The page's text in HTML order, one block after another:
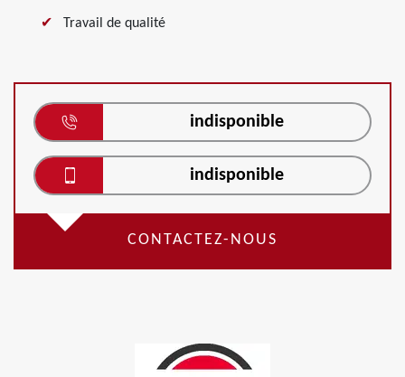
Travail de qualité
indisponible
indisponible
CONTACTEZ-NOUS